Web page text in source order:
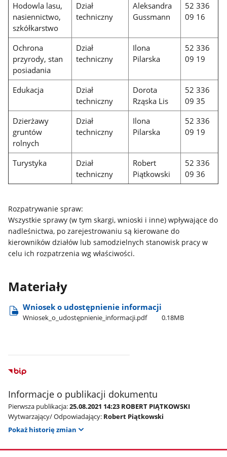
Hodowla lasu,
nasiennictwo,
szkółkarstwo
Dział
techniczny
Aleksandra
Gussmann
52 336
09 16
Ochrona
przyrody, stan
posiadania
Dział
techniczny
Ilona
Pilarska
52 336
09 19
Edukacja
Dział
techniczny
Dorota
Rząska Lis
52 336
09 35
Dzierżawy
gruntów
rolnych
Dział
techniczny
Ilona
Pilarska
52 336
09 19
Turystyka
Dział
techniczny
Robert
Piątkowski
52 336
09 36
Rozpatrywanie spraw:
Wszystkie sprawy (w tym skargi, wnioski i inne) wpływające do
nadleśnictwa, po zarejestrowaniu są kierowane do
kierowników działów lub samodzielnych stanowisk pracy w
celu ich rozpatrzenia wg właściwości.
Materiały
Wniosek o udostępnienie informacji
Wniosek​_o​_udostępnienie​_informacji.pdf 0.18MB
Informacje o publikacji dokumentu
Pierwsza publikacja:25.08.2021 14:23 ROBERT PIĄTKOWSKI
Wytwarzający/ Odpowiadający: Robert Piątkowski
Pokaż historię zmian